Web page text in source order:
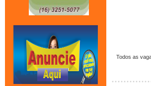
Todos as